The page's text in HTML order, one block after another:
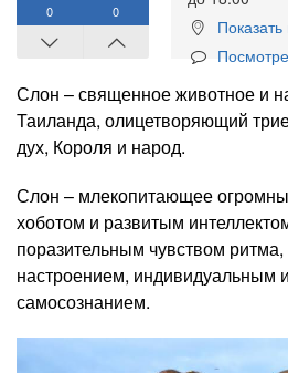
0 0
Слон – священное животное и
Таиланда, олицетворяющий
дух, Короля и народ.
Слон – млекопитающее
хоботом и развитым
поразительным чувством
настроением, индивидуальным
самосознанием.